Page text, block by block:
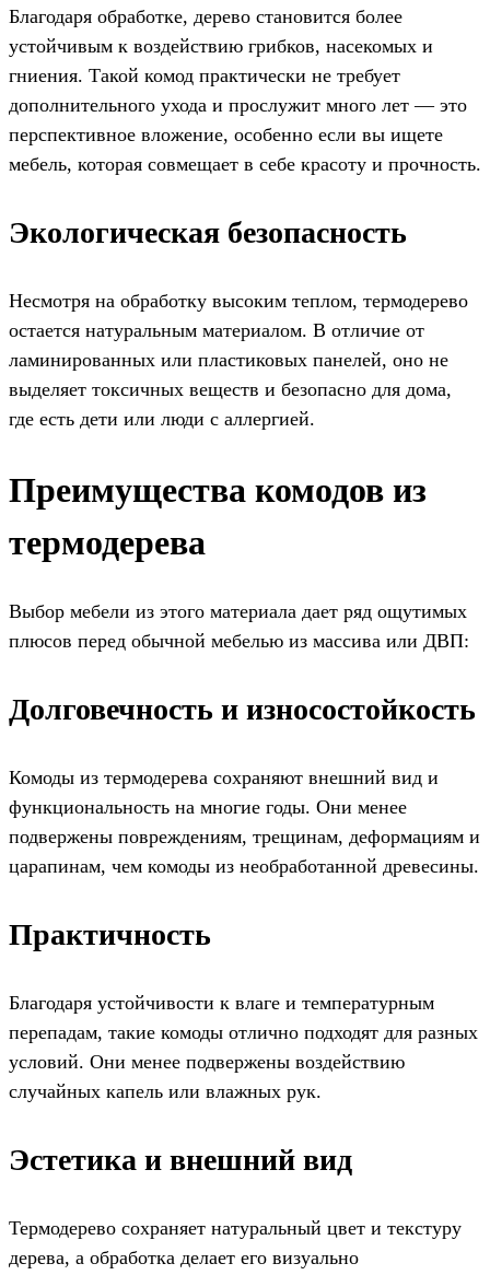
Благодаря обработке, дерево становится более
устойчивым к воздействию грибков, насекомых и
гниения. Такой комод практически не требует
дополнительного ухода и прослужит много лет — это
перспективное вложение, особенно если вы ищете
мебель, которая совмещает в себе красоту и прочность.
Экологическая безопасность
Несмотря на обработку высоким теплом, термодерево
остается натуральным материалом. В отличие от
ламинированных или пластиковых панелей, оно не
выделяет токсичных веществ и безопасно для дома,
где есть дети или люди с аллергией.
Преимущества комодов из
термодерева
Выбор мебели из этого материала дает ряд ощутимых
плюсов перед обычной мебелью из массива или ДВП:
Долговечность и износостойкость
Комоды из термодерева сохраняют внешний вид и
функциональность на многие годы. Они менее
подвержены повреждениям, трещинам, деформациям и
царапинам, чем комоды из необработанной древесины.
Практичность
Благодаря устойчивости к влаге и температурным
перепадам, такие комоды отлично подходят для разных
условий. Они менее подвержены воздействию
случайных капель или влажных рук.
Эстетика и внешний вид
Термодерево сохраняет натуральный цвет и текстуру
дерева, а обработка делает его визуально